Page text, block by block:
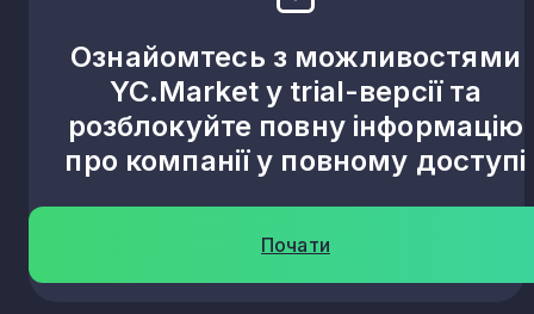
Ознайомтесь з можливостями
YC.Market у trial-версії та
розблокуйте повну інформацію
про компанії у повному доступі
Почати